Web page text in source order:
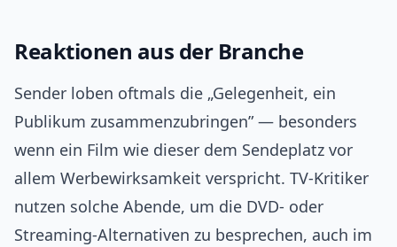
Reaktionen aus der Branche
Sender loben oftmals die „Gelegenheit, ein
Publikum zusammenzubringen” — besonders
wenn ein Film wie dieser dem Sendeplatz vor
allem Werbewirksamkeit verspricht. TV-Kritiker
nutzen solche Abende, um die DVD- oder
Streaming-Alternativen zu besprechen, auch im